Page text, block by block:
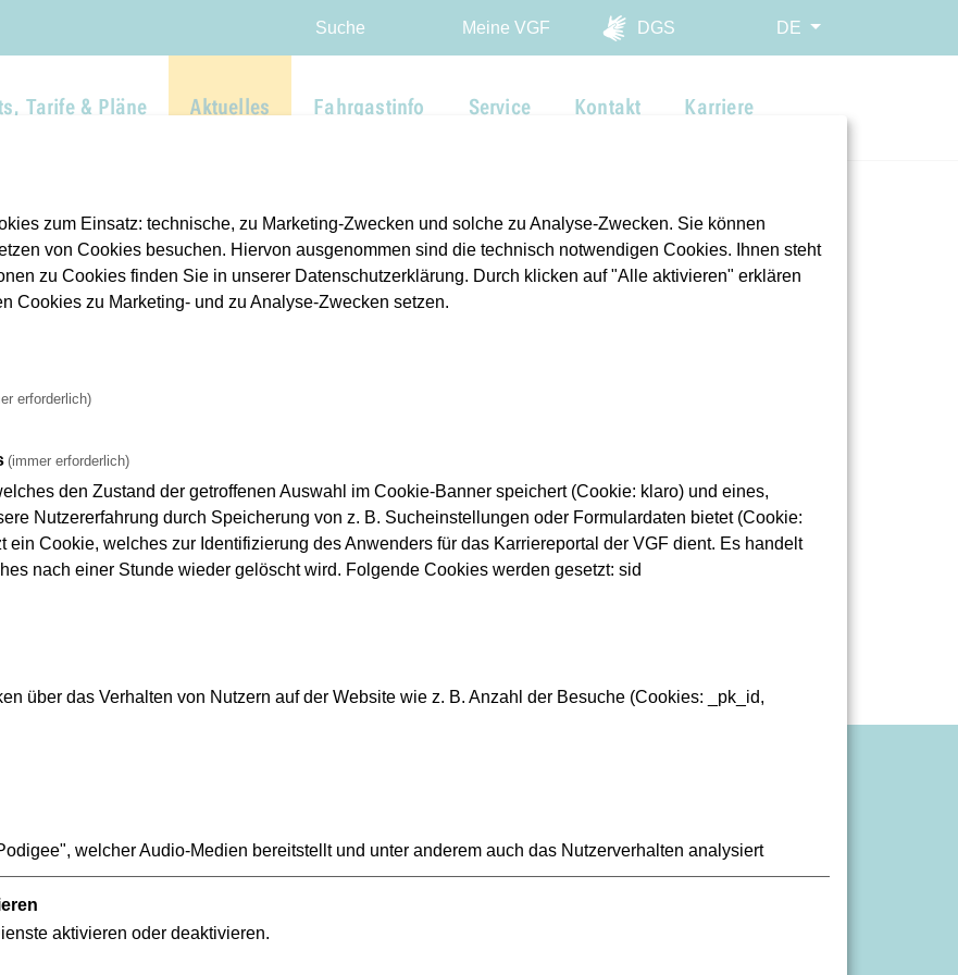
Suche Meine VGF DGS DE
Tarife & Pläne Aktuelles Fahrgastinfo Service Kontakt Karriere
auch an Feiertagen mobil
mobil
die Tütchen am Abend des 24. Dezembers in den VGF-Depots und an Haltestellen.
beschenkt: Mitglieder des Fahrgastverbandes „PRO BAHN“ verteilten zusammen mit Aktiven der
hessischen Städten Geschenkbeutel an ÖPNV-Mitarbeitende, darunter auch Fahrer:innen
Geste.
Verbraucherschlichtung
Innovation VGF
Infos in Leichter Sprache
zum Einsatz: technische, zu Marketing-Zwecken und solche zu Analyse-Zwecken. Sie können
von Cookies besuchen. Hiervon ausgenommen sind die technisch notwendigen Cookies. Ihnen steht
zu Cookies finden Sie in unserer Datenschutzerklärung. Durch klicken auf "Alle aktivieren" erklären
Cookies zu Marketing- und zu Analyse-Zwecken setzen.
erforderlich)
(immer erforderlich)
den Zustand der getroffenen Auswahl im Cookie-Banner speichert (Cookie: klaro) und eines,
Nutzererfahrung durch Speicherung von z. B. Sucheinstellungen oder Formulardaten bietet (Cookie:
ein Cookie, welches zur Identifizierung des Anwenders für das Karriereportal der VGF dient. Es handelt
nach einer Stunde wieder gelöscht wird. Folgende Cookies werden gesetzt: sid
über das Verhalten von Nutzern auf der Website wie z. B. Anzahl der Besuche (Cookies: _pk_id,
welcher Audio-Medien bereitstellt und unter anderem auch das Nutzerverhalten analysiert
aktivieren oder deaktivieren.